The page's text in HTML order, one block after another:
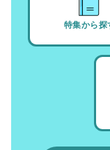
特集から探